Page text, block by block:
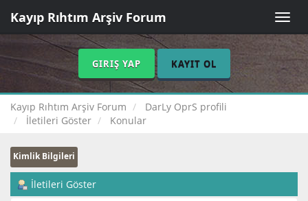
Toggle
Kayıp Rıhtım Arşiv Forum
GIRIŞ YAP KAYIT OL
Kayıp Rıhtım Arşiv Forum
DarLy OprS profili
İletileri Göster
Konular
Kimlik Bilgileri
İletileri Göster